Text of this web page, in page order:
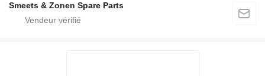
Smeets & Zonen Spare Parts